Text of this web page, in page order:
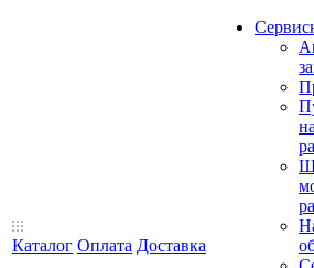
Каталог Оплата Доставка